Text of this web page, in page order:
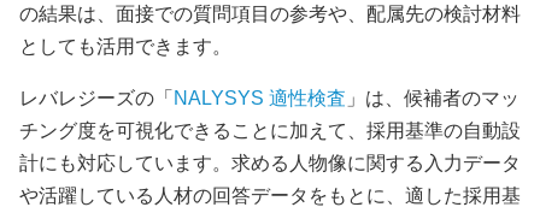
の結果は、面接での質問項目の参考や、配属先の検討材料
としても活用できます。
レバレジーズの「 NALYSYS 適性検査 」は、候補者のマッ
チング度を可視化できることに加えて、採用基準の自動設
計にも対応しています。求める人物像に関する入力データ
や活躍している人材の回答データをもとに、適した採用基